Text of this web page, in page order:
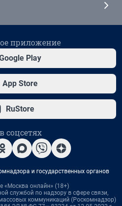
приложение
Play
App Store
RuStore
соцсетях
и государственных органов
«Москва онлайн» (18+)
службой по надзору в сфере связи,
коммуникаций (Роскомнадзор)